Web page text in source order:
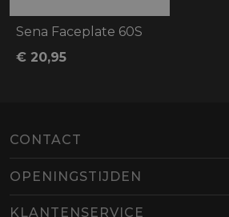
Sena Faceplate 60S
€ 20,95
CONTACT
OPENINGSTIJDEN
Maandag
KLANTENSERVICE